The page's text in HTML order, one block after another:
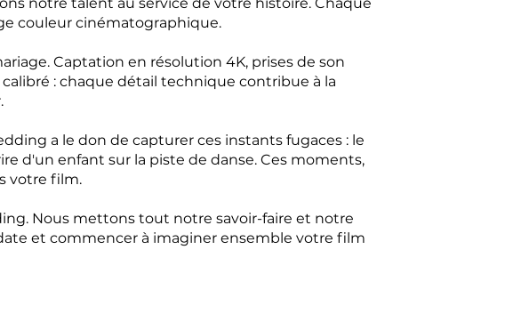
couleur cinématographique.
Captation en résolution 4K, prises de son
: chaque détail technique contribue à la
a le don de capturer ces instants fugaces : le
d'un enfant sur la piste de danse. Ces moments,
votre film.
Nous mettons tout notre savoir-faire et notre
et commencer à imaginer ensemble votre film